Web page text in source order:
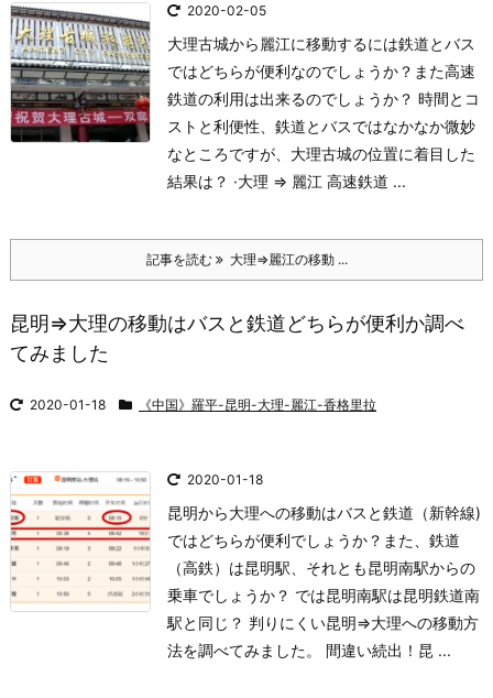
2020-02-05
大理古城から麗江に移動するには鉄道とバス
ではどちらが便利なのでしょうか？また高速
鉄道の利用は出来るのでしょうか？ 時間とコ
ストと利便性、鉄道とバスではなかなか微妙
なところですが、大理古城の位置に着目した
結果は？ ·大理 ⇒ 麗江 高速鉄道 ...
記事を読む 大理⇒麗江の移動 ...
昆明⇒大理の移動はバスと鉄道どちらが便利か調べ
てみました
2020-01-18 《中国》羅平-昆明-大理-麗江-香格里拉
2020-01-18
昆明から大理への移動はバスと鉄道（新幹線)
ではどちらが便利でしょうか？また、鉄道
（高鉄）は昆明駅、それとも昆明南駅からの
乗車でしょうか？ では昆明南駅は昆明鉄道南
駅と同じ？ 判りにくい昆明⇒大理への移動方
法を調べてみました。 間違い続出！昆 ...